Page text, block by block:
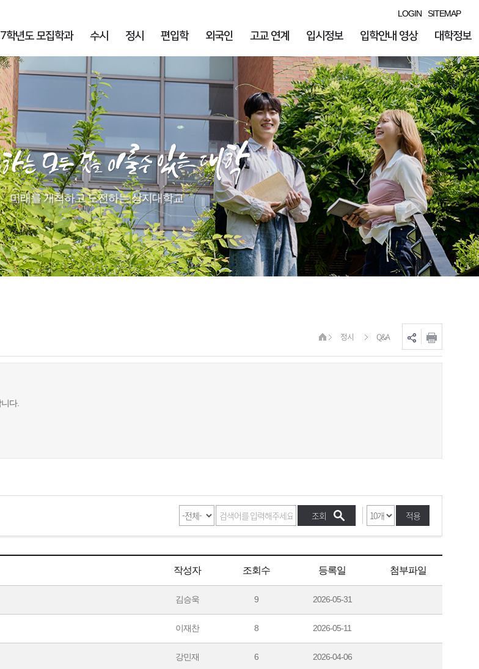
LOGIN SITEMAP
학년도 모집학과 수시 정시 편입학 외국인 고교 연계 입시정보 입학안내 영상 대학정보
미래를 개척하고 도전하는 상지대학교​
정시 Q&A
다.
적용
작성자 조회수 등록일 첨부파일
김승욱 9 2026-05-31
이재찬 8 2026-05-11
강민재 6 2026-04-06